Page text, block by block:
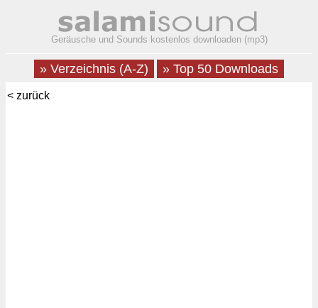
Geräusche und Sounds kostenlos downloaden (mp3)
» Verzeichnis (A-Z) » Top 50 Downloads
< zurück